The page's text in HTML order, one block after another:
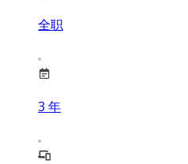
全职
3 年